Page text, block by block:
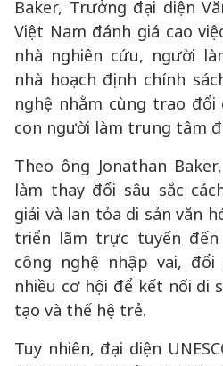
Baker, Trưởng đại diện
Việt Nam đánh giá cao
nhà nghiên cứu, người
nhà hoạch định chính
nghệ nhằm cùng trao đổi
con người làm trung tâm
Theo ông Jonathan
làm thay đổi sâu sắc
giải và lan tỏa di sản văn
triển lãm trực tuyến
công nghệ nhập vai,
nhiều cơ hội để kết nối di
tạo và thế hệ trẻ.
Tuy nhiên, đại diện